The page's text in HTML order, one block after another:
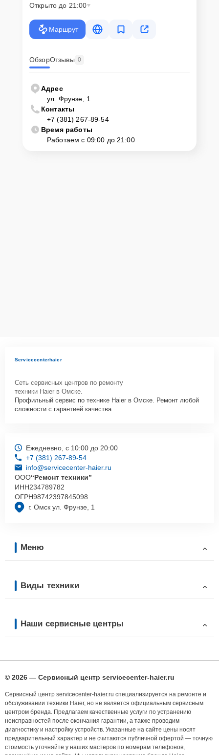
Открыто до 21:00
Маршрут
ОбзорОтзывы 0
Адрес
ул. Фрунзе, 1
Контакты
+7 (381) 267-89-54
Время работы
Работаем с 09:00 до 21:00
Servicecenterhaier
Сеть сервисных центров по ремонту
техники Haier в Омске.
Профильный сервис по технике Haier в Омске. Ремонт любой
сложности с гарантией качества.
г. Омск ул. Фрунзе, 1
Ежедневно, с 10:00 до 20:00
+7 (381) 267-89-54
info@servicecenter-haier.ru
ООО“Ремонт техники”
ИНН234789782
ОГРН98742397845098
Меню
Виды техники
Наши сервисные центры
© 2026 — Сервисный центр servicecenter-haier.ru
Сервисный центр servicecenter-haier.ru специализируется на ремонте и
обслуживании техники Haier, но не является официальным сервисным
центром бренда. Предлагаем качественные услуги по устранению
неисправностей после окончания гарантии, а также проводим
диагностику и настройку устройств. Указанные на сайте цены носят
предварительный характер и не считаются публичной офертой — точную
стоимость уточняйте у наших мастеров по номерам телефонов,